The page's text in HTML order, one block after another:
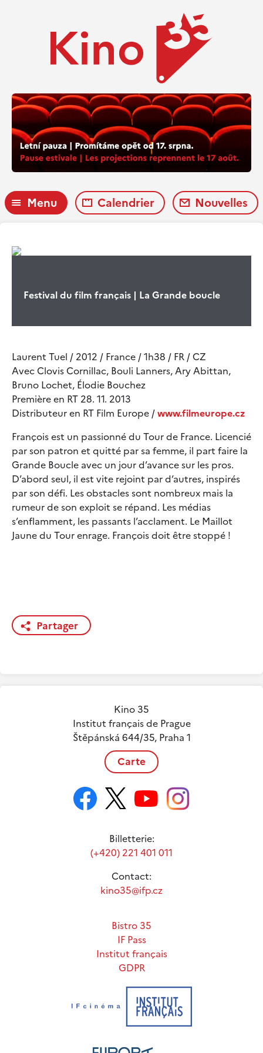
Menu Calendrier Nouvelles
Festival du film français | La Grande boucle
Laurent Tuel / 2012 / France / 1h38 / FR / CZ
Avec Clovis Cornillac, Bouli Lanners, Ary Abittan,
Bruno Lochet, Élodie Bouchez
Première en RT 28. 11. 2013
Distributeur en RT Film Europe /www.filmeurope.cz
François est un passionné du Tour de France. Licencié
par son patron et quitté par sa femme, il part faire la
Grande Boucle avec un jour d’avance sur les pros.
D’abord seul, il est vite rejoint par d’autres, inspirés
par son défi. Les obstacles sont nombreux mais la
rumeur de son exploit se répand. Les médias
s’enflamment, les passants l’acclament. Le Maillot
Jaune du Tour enrage. François doit être stoppé !
Partager
Kino 35
Institut français de Prague
Štěpánská 644/35, Praha 1
Carte
Billetterie:
(+420) 221 401 011
Contact:
kino35@ifp.cz
Bistro 35
IF Pass
Institut français
GDPR